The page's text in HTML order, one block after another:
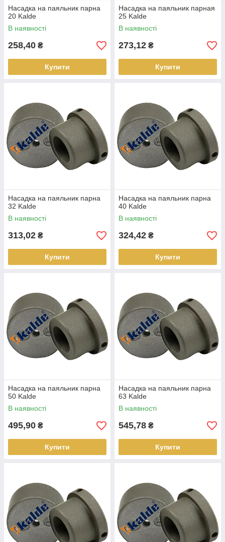
Насадка на паяльник парна
20 Kalde
В наявності
258,40 ₴
Купити
Насадка на паяльник парная
25 Kalde
В наявності
273,12 ₴
Купити
Насадка на паяльник парна
32 Kalde
В наявності
313,02 ₴
Купити
Насадка на паяльник парна
40 Kalde
В наявності
324,42 ₴
Купити
Насадка на паяльник парна
50 Kalde
В наявності
495,90 ₴
Купити
Насадка на паяльник парна
63 Kalde
В наявності
545,78 ₴
Купити